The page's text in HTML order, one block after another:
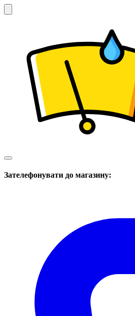
Зателефонувати до магазину: